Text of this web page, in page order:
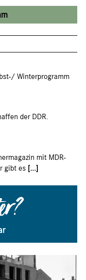
Winterprogramm
der DDR.
mit MDR-
gibt es [...]